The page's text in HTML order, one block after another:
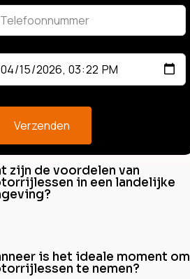
Verzenden
zijn de voordelen van
in een landelijke
is het ideale moment om
te nemen?